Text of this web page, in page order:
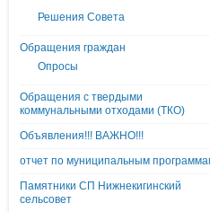
Решения Совета
Обращения граждан
Опросы
Обращения с твердыми
коммунальными отходами (ТКО)
Объявления!!! ВАЖНО!!!
отчет по муниципальным
Памятники СП Нижнекигинский
сельсовет